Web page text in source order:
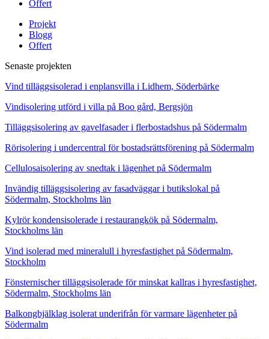
Offert
Projekt
Blogg
Offert
Senaste projekten
Vind tilläggsisolerad i enplansvilla i Lidhem, Söderbärke
Vindisolering utförd i villa på Boo gård, Bergsjön
Tilläggsisolering av gavelfasader i flerbostadshus på Södermalm
Rörisolering i undercentral för bostadsrättsförening på Södermalm
Cellulosaisolering av snedtak i lägenhet på Södermalm
Invändig tilläggsisolering av fasadväggar i butikslokal på
Södermalm, Stockholms län
Kylrör kondensisolerade i restaurangkök på Södermalm,
Stockholms län
Vind isolerad med mineralull i hyresfastighet på Södermalm,
Stockholm
Fönsternischer tilläggsisolerade för minskat kallras i hyresfastighet,
Södermalm, Stockholms län
Balkongbjälklag isolerat underifrån för varmare lägenheter på
Södermalm